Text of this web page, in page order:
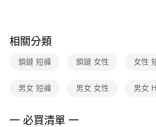
※ 交易是否成功請以「AFTEE先享後付 」之
是否繳費成功／繳費後需取消欲退款等相關
客戶支援中心」
https://
１．透過由恩沛科技股份有限公司提供之「
２．關於個人資料處理事宜，請瀏覽以下網址
相關分類
鎖鏈 短褲 鎖鏈 女性 女性
男女 短褲 男女 女性 男女
一 必買清單 一